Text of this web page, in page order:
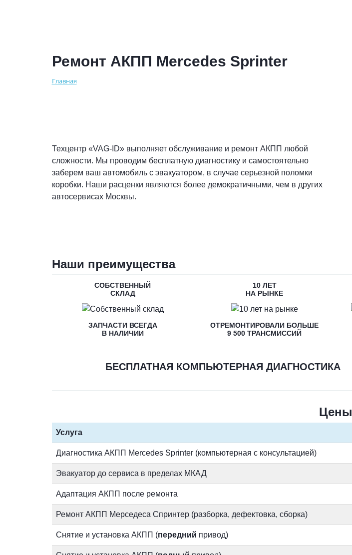
Ремонт АКПП Mercedes Sprinter
Главная
Техцентр «VAG-ID» выполняет обслуживание и ремонт АКПП любой
сложности. Мы проводим бесплатную диагностику и самостоятельно
заберем ваш автомобиль с эвакуатором, в случае серьезной поломки
коробки. Наши расценки являются более демократичными, чем в других
автосервисах Москвы.
Наши преимущества
СОБСТВЕННЫЙ
СКЛАД
ЗАПЧАСТИ ВСЕГДА
В НАЛИЧИИ
10 ЛЕТ
НА РЫНКЕ
ОТРЕМОНТИРОВАЛИ БОЛЬШЕ
9 500 ТРАНСМИССИЙ
БЕСПЛАТНАЯ КОМПЬЮТЕРНАЯ ДИАГНОСТИКА
Цены
Услуга
Диагностика АКПП Mercedes Sprinter (компьютерная с консультацией)
Эвакуатор до сервиса в пределах МКАД
Адаптация АКПП после ремонта
Ремонт АКПП Мерседеса Спринтер (разборка, дефектовка, сборка)
Снятие и установка АКПП (передний привод)